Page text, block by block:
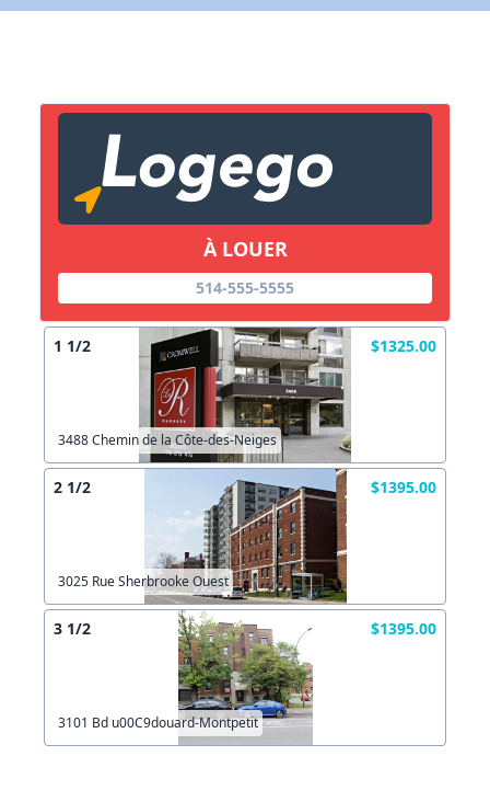
À LOUER
514-555-5555
1 1/2 $1325.00
3488 Chemin de la Côte-des-Neiges
2 1/2 $1395.00
3025 Rue Sherbrooke Ouest
3 1/2 $1395.00
3101 Bd u00C9douard-Montpetit
Lien vers inscription (sera inclus dans courriel)
Copier lien
X Fermer
X Fermer